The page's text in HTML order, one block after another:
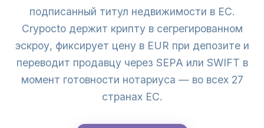
подписанный титул недвижимости в ЕС.
Crypocto держит крипту в сегрегированном
эскроу, фиксирует цену в EUR при депозите и
переводит продавцу через SEPA или SWIFT в
момент готовности нотариуса — во всех 27
странах ЕС.